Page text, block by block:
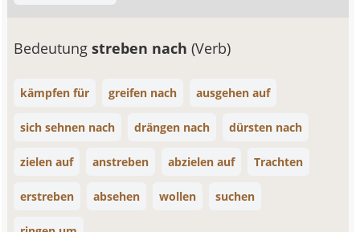
Bedeutungstreben nach(Verb)
kämpfen für greifen nach ausgehen auf
sich sehnen nach drängen nach dürsten nach
zielen auf anstreben abzielen auf Trachten
erstreben absehen wollen suchen